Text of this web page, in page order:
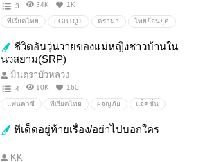
3 34K 1K
พีเรียดไทย LGBTQ+ ดราม่า ไทยย้อนยุค
ชีวิตอันวุ่นวายของแม่หญิงชาวบ้านใน
นวสยาม(SRP)
มินตราบัวหลวง
4 10K 160
แฟนตาซี พีเรียดไทย ผจญภัย แอ็คชั่น
คาวบอย wildwest ตะวันตก ไทย
ทีเด็ดอยู่ท้ายเรื่อง/อย่าไปบอกใคร
KK